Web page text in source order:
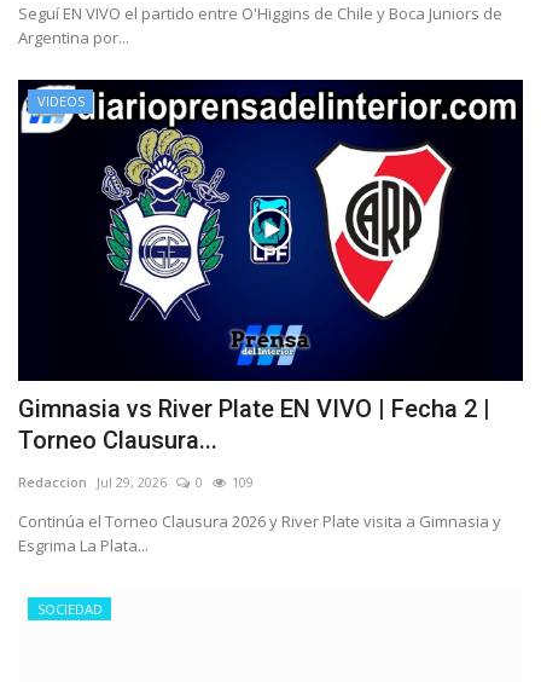
Seguí EN VIVO el partido entre O'Higgins de Chile y Boca Juniors de
Argentina por...
VIDEOS
Gimnasia vs River Plate EN VIVO | Fecha 2 |
Torneo Clausura...
Redaccion Jul 29, 2026 0 109
Continúa el Torneo Clausura 2026 y River Plate visita a Gimnasia y
Esgrima La Plata...
SOCIEDAD